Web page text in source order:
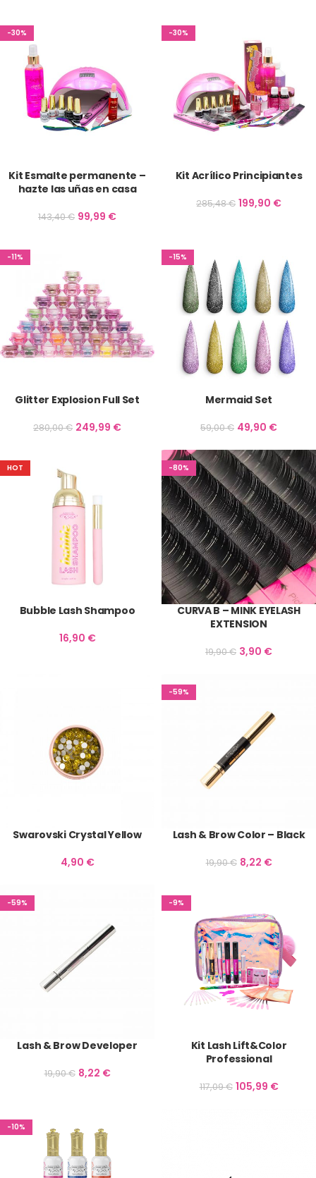
-30%
Kit Esmalte permanente –
hazte las uñas en casa
143,40€ 99,99 €
-30%
Kit Acrílico Principiantes
285,48€ 199,90 €
-11%
Glitter Explosion Full Set
280,00€ 249,99 €
-15%
Mermaid Set
59,00€ 49,90 €
HOT
Bubble Lash Shampoo
16,90 €
-80%
CURVA B – MINK EYELASH
EXTENSION
19,90€ 3,90 €
Swarovski Crystal Yellow
4,90 €
-59%
Lash & Brow Color – Black
19,90€ 8,22 €
-59%
Lash & Brow Developer
19,90€ 8,22 €
-9%
Kit Lash Lift&Color
Professional
117,09€ 105,99 €
-10%